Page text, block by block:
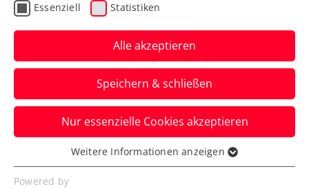
Upper Austria Ladies
Linz: Ostapenko siegt im
Mitternachtskrimi
Donna Vekic eliminiert beim WTA-Turnier
indes Australian-Open-Halbfinalistin
Dayana Yastremska.
Verfasst von: Presseaussendung / Redaktion, 02.02.2024
Essenziell Statistiken
Alle akzeptieren
Speichern & schließen
Nur essenzielle Cookies akzeptieren
Essenziell
Essenzielle Cookies werden für grundlegende
Weitere Informationen anzeigen
Powered by